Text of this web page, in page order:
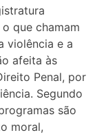
que chamam
violência e a
afeita às
Penal, por
Segundo
são
moral,